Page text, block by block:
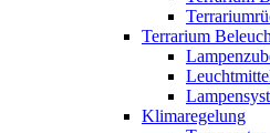
Terrarium
Klimaregelung